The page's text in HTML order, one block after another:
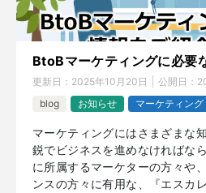
BtoBマーケティングに必要
更新日： 2025年10月20日 公開日：
blog
お知らせ マーケティング
マーケティングにはさまざまな
鋭でビジネスを進めなければな
に所属するマーケターの方々や
ンスの方々に有用な、『エスカ